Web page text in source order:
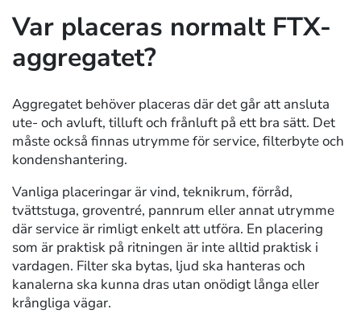
Var placeras normalt FTX-
aggregatet?
Aggregatet behöver placeras där det går att ansluta
ute- och avluft, tilluft och frånluft på ett bra sätt. Det
måste också finnas utrymme för service, filterbyte och
kondenshantering.
Vanliga placeringar är vind, teknikrum, förråd,
tvättstuga, groventré, pannrum eller annat utrymme
där service är rimligt enkelt att utföra. En placering
som är praktisk på ritningen är inte alltid praktisk i
vardagen. Filter ska bytas, ljud ska hanteras och
kanalerna ska kunna dras utan onödigt långa eller
krångliga vägar.